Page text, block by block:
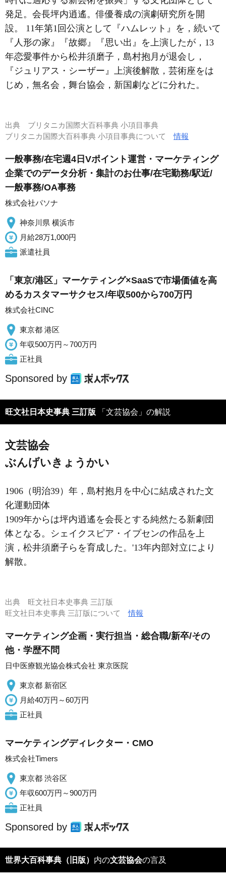
発足。会長坪内逍遙。俳優養成の演劇研究所を開
設。 11年第1回公演として『ハムレット』を，続いて
『人形の家』『故郷』『思い出』を上演したが，13
年恋愛事件から松井須磨子，島村抱月が退会し，
『ジュリアス・シーザー』上演後解散，芸術座をは
じめ，無名会，舞台協会，新国劇などに分れた。
出典 ブリタニカ国際大百科事典 小項目事典
ブリタニカ国際大百科事典 小項目事典について情報
一般事務/在宅週4日Vポイント運営・マーケティング
企業でのデータ分析・集計のお仕事/在宅勤務/駅近/
一般事務/OA事務
株式会社パソナ
神奈川県 横浜市
月給28万1,000円
派遣社員
「東京/港区」マーケティング×SaaSで市場価値を高
めるカスタマーサクセス/年収500から700万円
株式会社CINC
東京都 港区
年収500万円～700万円
正社員
Sponsored by
旺文社日本史事典 三訂版 「文芸協会」の解説
文芸協会
ぶんげいきょうかい
1906（明治39）年，島村抱月を中心に結成された文
化運動団体
1909年からは坪内逍遙を会長とする純然たる新劇団
体となる。シェイクスピア・イプセンの作品を上
演，松井須磨子らを育成した。'13年内部対立により
解散。
出典 旺文社日本史事典 三訂版
旺文社日本史事典 三訂版について情報
マーケティング企画・実行担当・総合職/新卒/その
他・学歴不問
日中医療観光協会株式会社 東京医院
東京都 新宿区
月給40万円～60万円
正社員
マーケティングディレクター・CMO
株式会社Timers
東京都 渋谷区
年収600万円～900万円
正社員
Sponsored by
世界大百科事典（旧版） 内の文芸協会の言及